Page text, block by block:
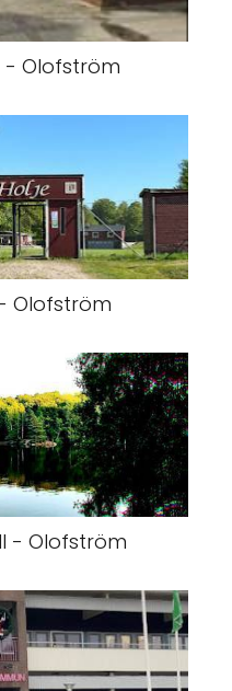
- Olofström
Olofström
- Olofström